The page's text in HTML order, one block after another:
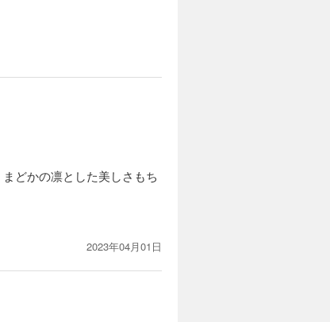
どかの凛とした美しさもち
2023年04月01日